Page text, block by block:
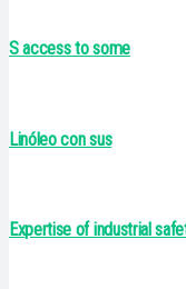
S access to some
Linóleo con sus
Expertise of industrial